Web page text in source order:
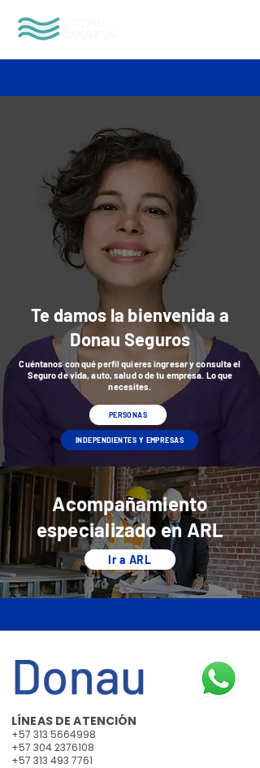
Te damos la bienvenida a
Donau Seguros
Cuéntanos con qué perfil quieres ingresar y consulta el
Seguro de vida, auto, salud o de tu empresa. Lo que
necesites.
PERSONAS
INDEPENDIENTES Y EMPRESAS
Acompañamiento
especializado en ARL
Ir a ARL
LÍNEAS DE ATENCIÓN
+57 313 5664998
+57 304 2376108
+57 313 493 7761